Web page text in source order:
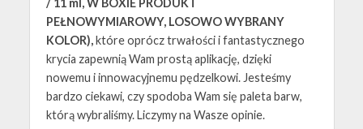
/ 11 ml, W BOXIE PRODUKT
PEŁNOWYMIAROWY, LOSOWO WYBRANY
KOLOR),które oprócz trwałości i fantastycznego
krycia zapewnią Wam prostą aplikację, dzięki
nowemu i innowacyjnemu pędzelkowi. Jesteśmy
bardzo ciekawi, czy spodoba Wam się paleta barw,
którą wybraliśmy. Liczymy na Wasze opinie.